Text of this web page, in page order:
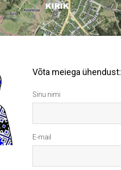
Võta meiega ühendust:
Sinu nimi
E-mail